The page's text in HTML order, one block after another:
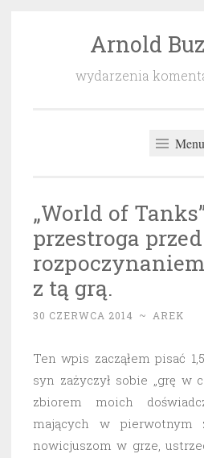
Arnold
wydarzenia
Menu
„World of
przestroga przed
z tą grą.
30 CZERWCA 2014 ~ AREK
Ten wpis zacząłem pisać
syn zażyczył sobie „grę w
zbiorem moich
mających w pierwotnym
nowicjuszom w grze,